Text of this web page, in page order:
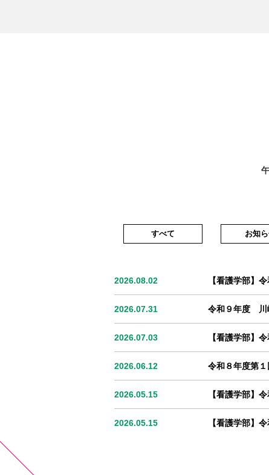
すべて お知
2026.08.02 【看護学部】
2026.07.31 令和９年度 川
2026.07.03 【看護学部】
2026.06.12 令和８年度第
2026.05.15 【看護学部】
2026.05.15 【看護学部】